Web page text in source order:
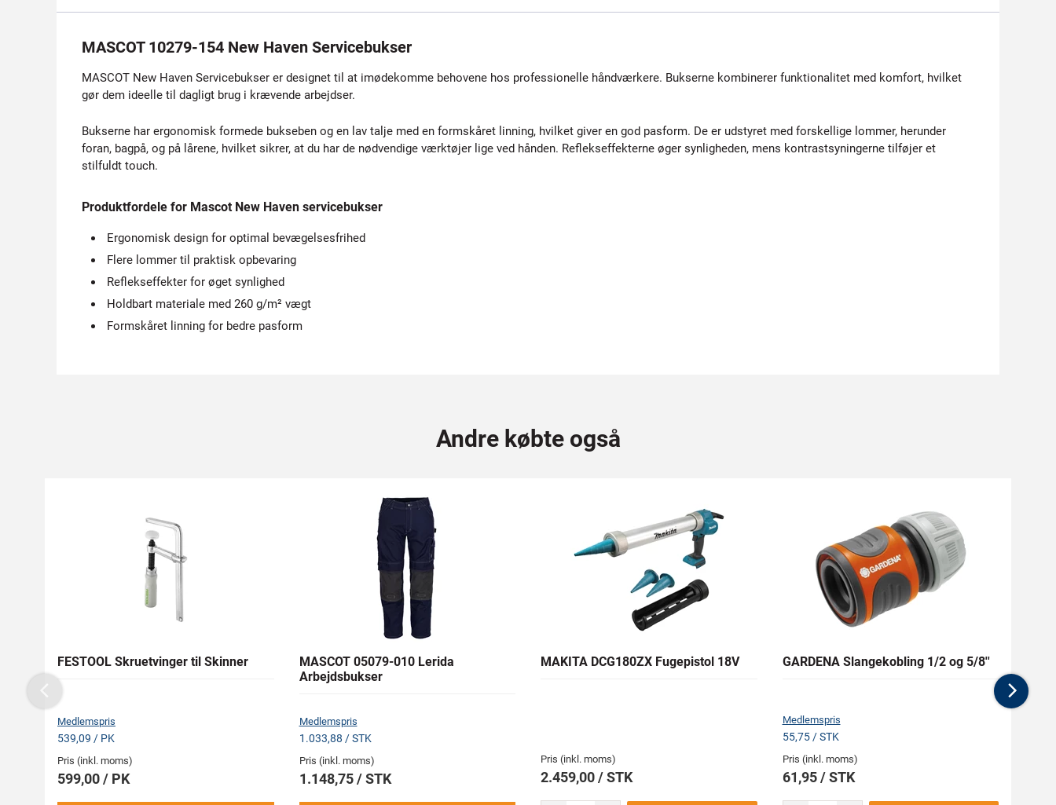
MASCOT 10279-154 New Haven Servicebukser
MASCOT New Haven Servicebukser er designet til at imødekomme behovene hos professionelle håndværkere. Bukserne kombinerer funktionalitet med komfort, hvilket
gør dem ideelle til dagligt brug i krævende arbejdser.
Bukserne har ergonomisk formede bukseben og en lav talje med en formskåret linning, hvilket giver en god pasform. De er udstyret med forskellige lommer, herunder
foran, bagpå, og på lårene, hvilket sikrer, at du har de nødvendige værktøjer lige ved hånden. Reflekseffekterne øger synligheden, mens kontrastsyningerne tilføjer et
stilfuldt touch.
Produktfordele for Mascot New Haven servicebukser
Ergonomisk design for optimal bevægelsesfrihed
Flere lommer til praktisk opbevaring
Reflekseffekter for øget synlighed
Holdbart materiale med 260 g/m² vægt
Formskåret linning for bedre pasform
Andre købte også
FESTOOL Skruetvinger til Skinner
Medlemspris
539,09 / PK
Pris (inkl. moms)
599,00 / PK
MASCOT 05079-010 Lerida
Arbejdsbukser
Medlemspris
1.033,88 / STK
Pris (inkl. moms)
1.148,75 / STK
MAKITA DCG180ZX Fugepistol 18V
Pris (inkl. moms)
2.459,00 / STK
GARDENA Slangekobling 1/2 og 5/8''
Medlemspris
55,75 / STK
Pris (inkl. moms)
61,95 / STK
Previous